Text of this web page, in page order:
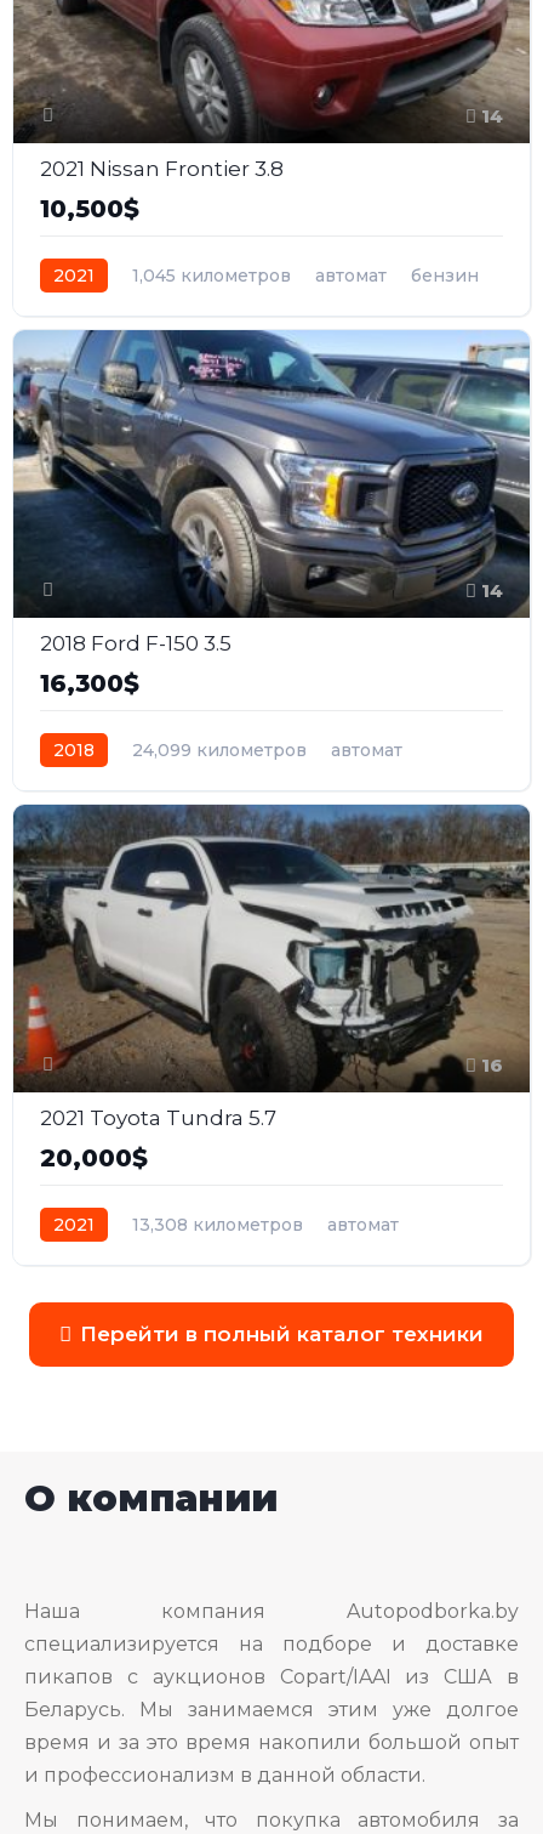
14
2021 Nissan Frontier 3.8
10,500$
2021 1,045 километров автомат
бензин
14
2018 Ford F-150 3.5
16,300$
2018 24,099 километров
автомат
16
2021 Toyota Tundra 5.7
20,000$
2021 13,308 километров
автомат
Перейти в полный каталог техники
О компании
Наша компания Autopodborka.by
специализируется на подборе и доставке
пикапов с аукционов Copart/IAAI из США в
Беларусь. Мы занимаемся этим уже долгое
время и за это время накопили большой опыт
и профессионализм в данной области.
Мы понимаем, что покупка автомобиля за